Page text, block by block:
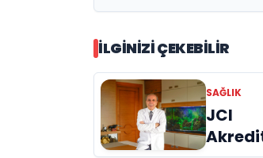
İLGINIZI ÇEKEBILIR
SAĞLIK
JCI